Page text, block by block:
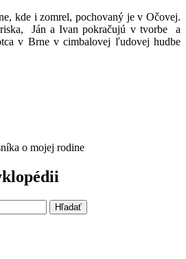
kde i zomrel, pochovaný je v Očovej.
Ján a Ivan pokračujú v tvorbe a
v Brne v cimbalovej ľudovej hudbe
o mojej rodine
Hľadať